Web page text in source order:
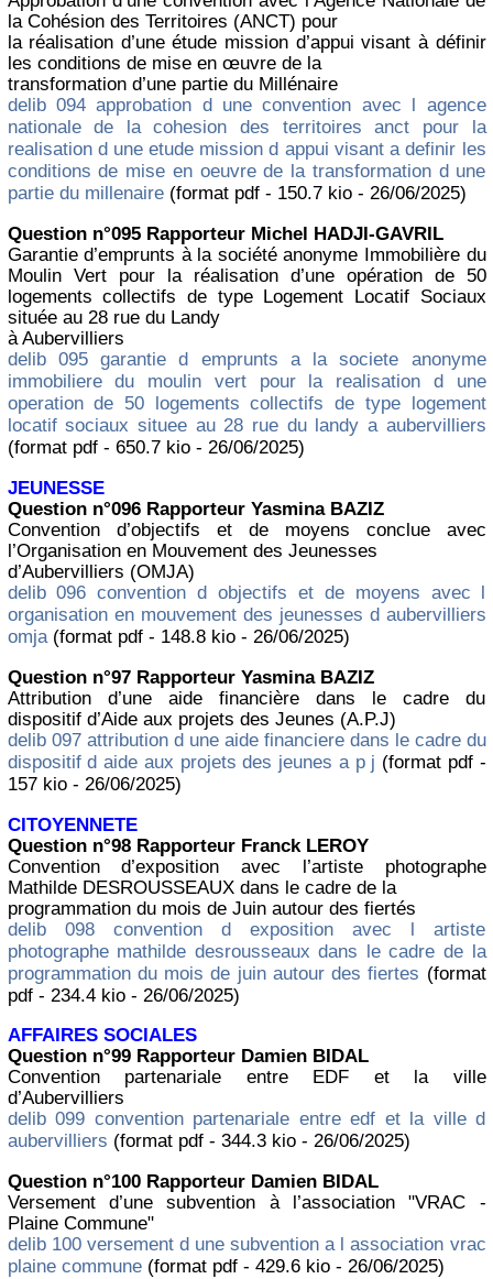
la Cohésion des Territoires (ANCT) pour
la réalisation d’une étude mission d’appui visant à définir
les conditions de mise en œuvre de la
transformation d’une partie du Millénaire
delib 094 approbation d une convention avec l agence
nationale de la cohesion des territoires anct pour la
realisation d une etude mission d appui visant a definir les
conditions de mise en oeuvre de la transformation d une
partie du millenaire(format pdf - 150.7 kio - 26/06/2025)
Question n°095 Rapporteur Michel HADJI-GAVRIL
Garantie d’emprunts à la société anonyme Immobilière du
Moulin Vert pour la réalisation d’une opération de 50
logements collectifs de type Logement Locatif Sociaux
située au 28 rue du Landy
à Aubervilliers
delib 095 garantie d emprunts a la societe anonyme
immobiliere du moulin vert pour la realisation d une
operation de 50 logements collectifs de type logement
locatif sociaux situee au 28 rue du landy a aubervilliers
(format pdf - 650.7 kio - 26/06/2025)
JEUNESSE
Question n°096 Rapporteur Yasmina BAZIZ
Convention d’objectifs et de moyens conclue avec
l’Organisation en Mouvement des Jeunesses
d’Aubervilliers (OMJA)
delib 096 convention d objectifs et de moyens avec l
organisation en mouvement des jeunesses d aubervilliers
omja (format pdf - 148.8 kio - 26/06/2025)
Question n°97 Rapporteur Yasmina BAZIZ
Attribution d’une aide financière dans le cadre du
dispositif d’Aide aux projets des Jeunes (A.P.J)
delib 097 attribution d une aide financiere dans le cadre du
dispositif d aide aux projets des jeunes a p j (format pdf -
157 kio - 26/06/2025)
CITOYENNETE
Question n°98 Rapporteur Franck LEROY
Convention d’exposition avec l’artiste photographe
Mathilde DESROUSSEAUX dans le cadre de la
programmation du mois de Juin autour des fiertés
delib 098 convention d exposition avec l artiste
photographe mathilde desrousseaux dans le cadre de la
programmation du mois de juin autour des fiertes (format
pdf - 234.4 kio - 26/06/2025)
AFFAIRES SOCIALES
Question n°99 Rapporteur Damien BIDAL
Convention partenariale entre EDF et la ville
d’Aubervilliers
delib 099 convention partenariale entre edf et la ville d
aubervilliers (format pdf - 344.3 kio - 26/06/2025)
Question n°100 Rapporteur Damien BIDAL
Versement d’une subvention à l’association "VRAC -
Plaine Commune"
delib 100 versement d une subvention a l association vrac
plaine commune(format pdf - 429.6 kio - 26/06/2025)